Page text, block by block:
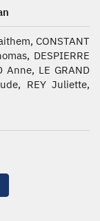
CONSTANT
DESPIERRE
Anne, LE GRAND
REY Juliette,